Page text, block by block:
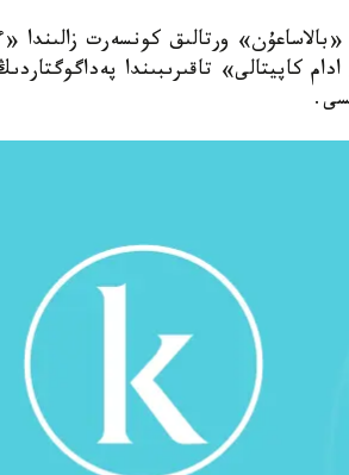
«بالاساعۇن» ورتالىق كونسەرت
ادام كاپيتالى» تاقىرىبىندا